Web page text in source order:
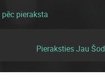
pēc pieraksta
Pieraksties Jau